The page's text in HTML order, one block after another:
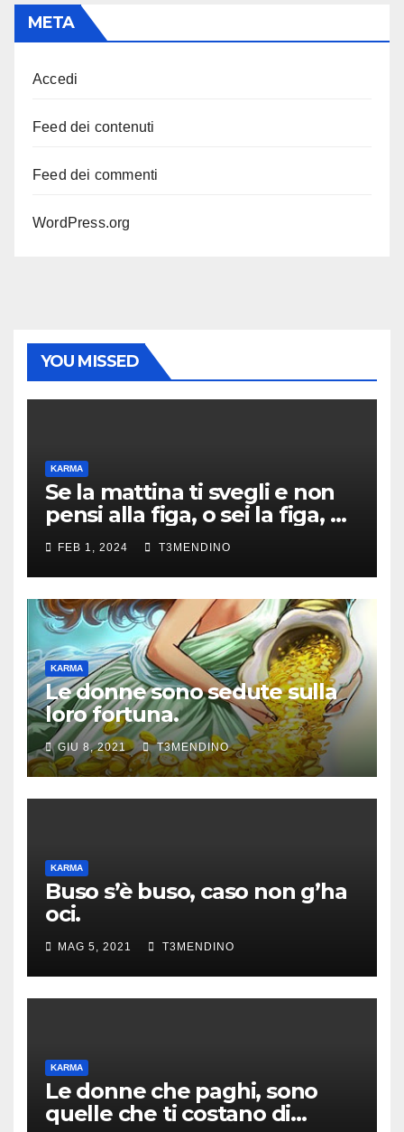
META
Accedi
Feed dei contenuti
Feed dei commenti
WordPress.org
YOU MISSED
KARMA
Se la mattina ti svegli e non
pensi alla figa, o sei la figa, o
sei morto.
FEB 1, 2024 T3MENDINO
KARMA
Le donne sono sedute sulla
loro fortuna.
GIU 8, 2021 T3MENDINO
KARMA
Buso s’è buso, caso non g’ha
oci.
MAG 5, 2021 T3MENDINO
KARMA
Le donne che paghi, sono
quelle che ti costano di